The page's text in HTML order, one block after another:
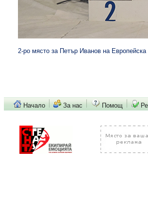
2-ро място за Петър Иванов на
Начало За нас Помощ